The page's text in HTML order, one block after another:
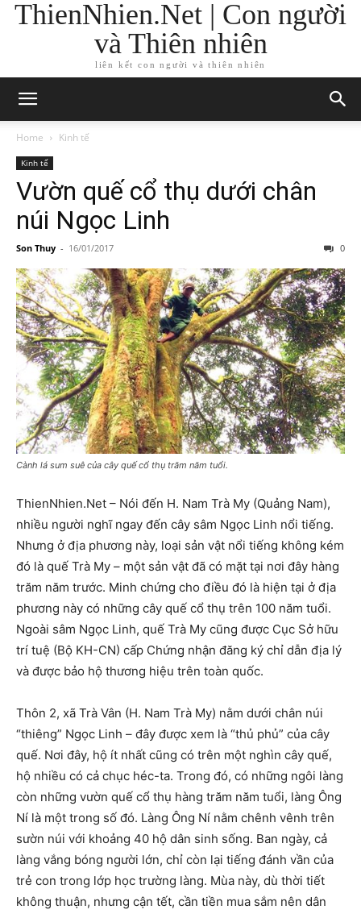
ThienNhien.Net | Con người
và Thiên nhiên
liên kết con người và thiên nhiên
Home Kinh tế
Kinh tế
Vườn quế cổ thụ dưới chân
núi Ngọc Linh
Son Thuy - 16/01/2017 0
Cành lá sum suê của cây quế cổ thụ trăm năm tuổi.
ThienNhien.Net – Nói đến H. Nam Trà My (Quảng Nam),
nhiều người nghĩ ngay đến cây sâm Ngọc Linh nổi tiếng.
Nhưng ở địa phương này, loại sản vật nổi tiếng không kém
đó là quế Trà My – một sản vật đã có mặt tại nơi đây hàng
trăm năm trước. Minh chứng cho điều đó là hiện tại ở địa
phương này có những cây quế cổ thụ trên 100 năm tuổi.
Ngoài sâm Ngọc Linh, quế Trà My cũng được Cục Sở hữu
trí tuệ (Bộ KH-CN) cấp Chứng nhận đăng ký chỉ dẫn địa lý
và được bảo hộ thương hiệu trên toàn quốc.
Thôn 2, xã Trà Vân (H. Nam Trà My) nằm dưới chân núi
“thiêng” Ngọc Linh – đây được xem là “thủ phủ” của cây
quế. Nơi đây, hộ ít nhất cũng có trên một nghìn cây quế,
hộ nhiều có cả chục héc-ta. Trong đó, có những ngôi làng
còn những vườn quế cổ thụ hàng trăm năm tuổi, làng Ông
Ní là một trong số đó. Làng Ông Ní nằm chênh vênh trên
sườn núi với khoảng 40 hộ dân sinh sống. Ban ngày, cả
làng vắng bóng người lớn, chỉ còn lại tiếng đánh vần của
trẻ con trong lớp học trường làng. Mùa này, dù thời tiết
không thuận, nhưng cận tết, cần tiền mua sắm nên dân